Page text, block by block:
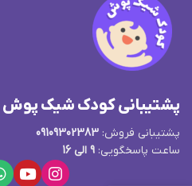
پشتیبانی کودک شیک پوش
پشتیبانی فروش: 09109302383
ساعت پاسخگویی: 9 الی 16